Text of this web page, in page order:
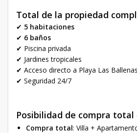
Total de la propiedad
✔ 5 habitaciones
✔ 6 baños
✔ Piscina privada
✔ Jardines tropicales
✔ Acceso directo a Playa Las Ballenas
✔ Seguridad 24/7
Posibilidad de compra total
Compra total: Villa +